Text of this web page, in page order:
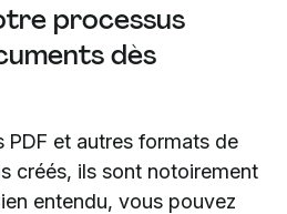
processus
dès
PDF et autres formats de
créés, ils sont notoirement
entendu, vous pouvez